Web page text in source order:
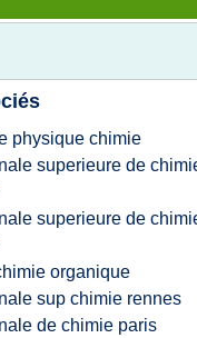
physique chimie
superieure de
superieure de
organique
sup chimie rennes
de chimie paris